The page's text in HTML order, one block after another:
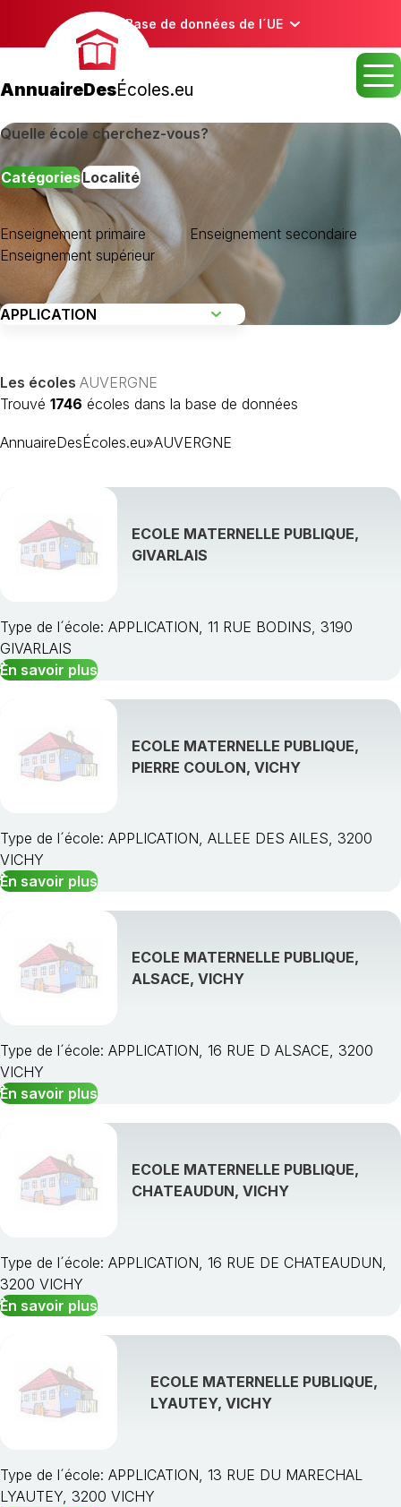
Base de données de l´UE
AnnuaireDesÉcoles.eu
Quelle école cherchez-vous?
CatégoriesLocalité
Enseignement primaire
Enseignement secondaire
Enseignement supérieur
PUY-DE-DÔME
Les écoles AUVERGNE
Trouvé 1746 écoles dans la base de données
AnnuaireDesÉcoles.eu»AUVERGNE
ECOLE MATERNELLE PUBLIQUE,
GIVARLAIS
Type de l´école: APPLICATION, 11 RUE BODINS, 3190
GIVARLAIS
En savoir plus
ECOLE MATERNELLE PUBLIQUE,
PIERRE COULON, VICHY
Type de l´école: APPLICATION, ALLEE DES AILES, 3200
VICHY
En savoir plus
ECOLE MATERNELLE PUBLIQUE,
ALSACE, VICHY
Type de l´école: APPLICATION, 16 RUE D ALSACE, 3200
VICHY
En savoir plus
ECOLE MATERNELLE PUBLIQUE,
CHATEAUDUN, VICHY
Type de l´école: APPLICATION, 16 RUE DE CHATEAUDUN,
3200 VICHY
En savoir plus
ECOLE MATERNELLE PUBLIQUE,
LYAUTEY, VICHY
Type de l´école: APPLICATION, 13 RUE DU MARECHAL
LYAUTEY, 3200 VICHY